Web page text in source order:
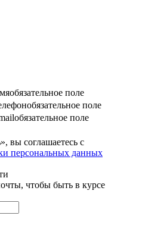
обязательное поле
обязательное поле
обязательное поле
вы соглашаетесь с
персональных данных
чтобы быть в курсе